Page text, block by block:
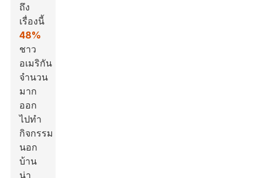
ถึง
เรื่องนี้
48%
ชาว
อเมริกัน
จำนวน
มาก
ออก
ไปทำ
กิจกรรม
นอก
บ้าน
น่า